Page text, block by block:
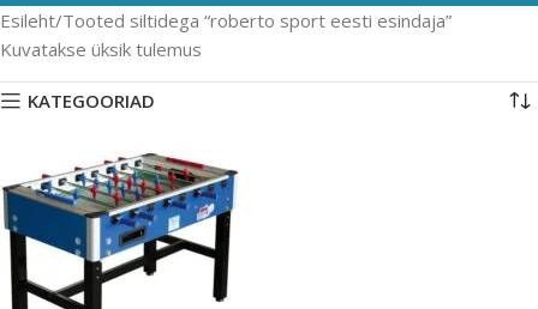
Esileht Tooted siltidega “roberto sport eesti esindaja”
Kuvatakse üksik tulemus
KATEGOORIAD